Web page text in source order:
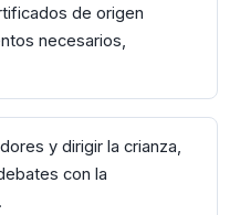
de origen
necesarios,
y dirigir la crianza,
con la